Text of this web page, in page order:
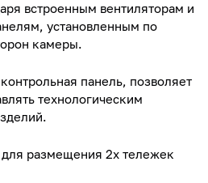
встроенным вентиляторам и
установленным по
камеры.
панель, позволяет
технологическим
размещения 2х тележек